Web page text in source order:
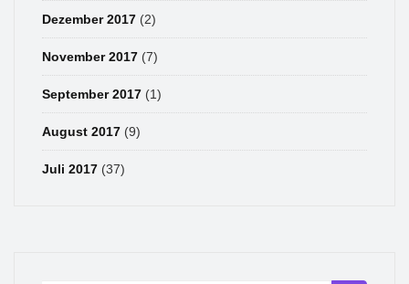
Dezember 2017 (2)
November 2017 (7)
September 2017 (1)
August 2017 (9)
Juli 2017 (37)